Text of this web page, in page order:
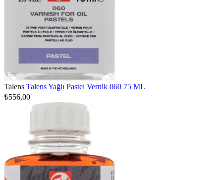
Talens Talens Yağlı Pastel Vernik 060 75 ML
₺556,00